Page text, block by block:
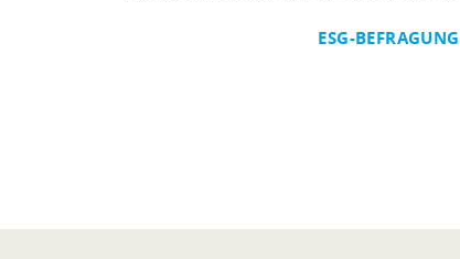
ESG-